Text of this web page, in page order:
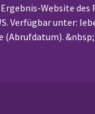
Ergebnis-Website
Verfügbar unter:
(Abrufdatum). &nbsp;